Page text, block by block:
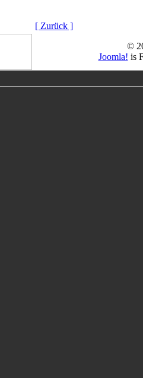
[ Zurück ]
©
Joomla! is